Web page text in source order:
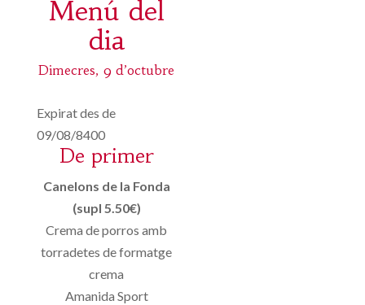
Menú del
dia
Dimecres, 9 d’octubre
Expirat des de
09/08/8400
De primer
Canelons de la Fonda
(supl 5.50€)
Crema de porros amb
torradetes de formatge
crema
Amanida Sport